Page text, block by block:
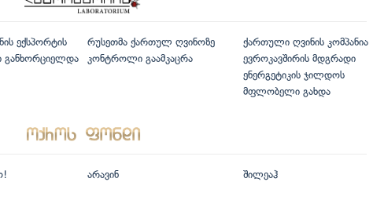
ექსპორტის
განხორციელდა
რუსეთმა ქართულ ღვინოზე
კონტროლი გაამკაცრა
ქართული ღვინის კომპანია
ევროკავშირის მდგრადი
ენერგეტიკის ჯილდოს
მფლობელი გახდა
არავინ შილეაჰ